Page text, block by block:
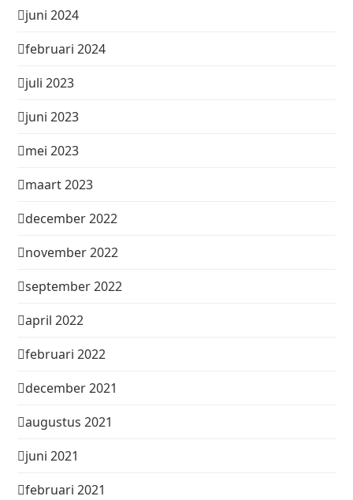
juni 2024
februari 2024
juli 2023
juni 2023
mei 2023
maart 2023
december 2022
november 2022
september 2022
april 2022
februari 2022
december 2021
augustus 2021
juni 2021
februari 2021